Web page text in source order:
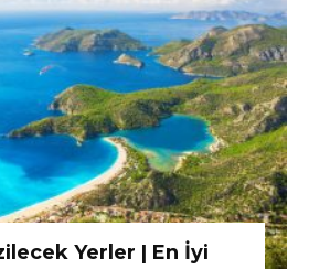
Yerler | En İyi